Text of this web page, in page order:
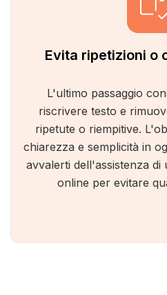
Evita ripetizioni o
L'ultimo passaggio
riscrivere testo e
ripetute o riempitive.
chiarezza e semplicità in
avvalerti dell'assistenza
online per evitare